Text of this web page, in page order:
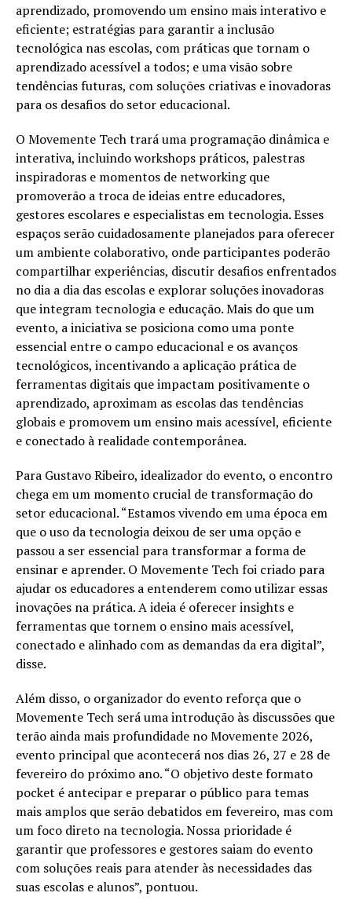
aprendizado, promovendo um ensino mais interativo e
eficiente; estratégias para garantir a inclusão
tecnológica nas escolas, com práticas que tornam o
aprendizado acessível a todos; e uma visão sobre
tendências futuras, com soluções criativas e inovadoras
para os desafios do setor educacional.
O Movemente Tech trará uma programação dinâmica e
interativa, incluindo workshops práticos, palestras
inspiradoras e momentos de networking que
promoverão a troca de ideias entre educadores,
gestores escolares e especialistas em tecnologia. Esses
espaços serão cuidadosamente planejados para oferecer
um ambiente colaborativo, onde participantes poderão
compartilhar experiências, discutir desafios enfrentados
no dia a dia das escolas e explorar soluções inovadoras
que integram tecnologia e educação. Mais do que um
evento, a iniciativa se posiciona como uma ponte
essencial entre o campo educacional e os avanços
tecnológicos, incentivando a aplicação prática de
ferramentas digitais que impactam positivamente o
aprendizado, aproximam as escolas das tendências
globais e promovem um ensino mais acessível, eficiente
e conectado à realidade contemporânea.
Para Gustavo Ribeiro, idealizador do evento, o encontro
chega em um momento crucial de transformação do
setor educacional. “Estamos vivendo em uma época em
que o uso da tecnologia deixou de ser uma opção e
passou a ser essencial para transformar a forma de
ensinar e aprender. O Movemente Tech foi criado para
ajudar os educadores a entenderem como utilizar essas
inovações na prática. A ideia é oferecer insights e
ferramentas que tornem o ensino mais acessível,
conectado e alinhado com as demandas da era digital”,
disse.
Além disso, o organizador do evento reforça que o
Movemente Tech será uma introdução às discussões que
terão ainda mais profundidade no Movemente 2026,
evento principal que acontecerá nos dias 26, 27 e 28 de
fevereiro do próximo ano. “O objetivo deste formato
pocket é antecipar e preparar o público para temas
mais amplos que serão debatidos em fevereiro, mas com
um foco direto na tecnologia. Nossa prioridade é
garantir que professores e gestores saiam do evento
com soluções reais para atender às necessidades das
suas escolas e alunos”, pontuou.